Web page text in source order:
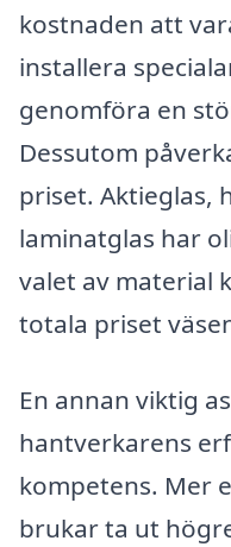
kostnaden att
installera
genomföra en
Dessutom
priset. Aktieglas,
laminatglas har
valet av material
totala priset
En annan viktig
hantverkarens
kompetens. Mer
brukar ta ut